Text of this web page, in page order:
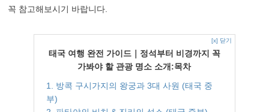
꼭 참고해보시기 바랍니다.
[x] 닫기
태국 여행 완전 가이드｜정석부터 비경까지 꼭
가봐야 할 관광 명소 소개:목차
1. 방콕 구시가지의 왕궁과 3대 사원 (태국 중
부)